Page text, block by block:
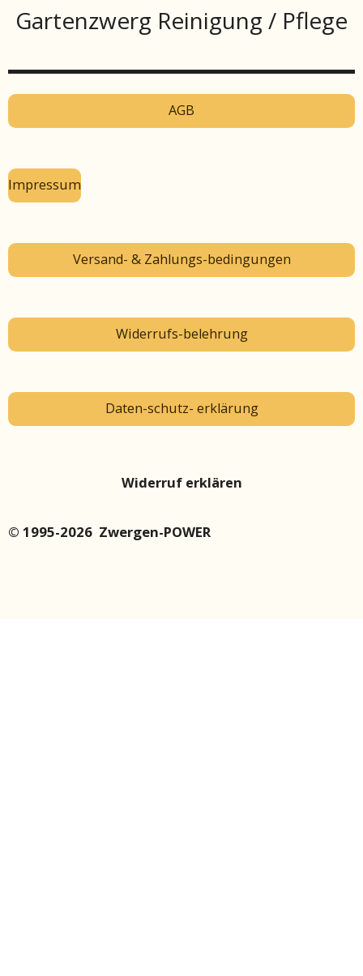
Gartenzwerg Reinigung / Pflege
AGB
Impressum
Versand- & Zahlungs-bedingungen
Widerrufs-belehrung
Daten-schutz- erklärung
Widerruf erklären
© 1995-2026 Zwergen-POWER